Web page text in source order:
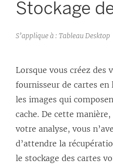
Stockage
S’applique à : Tableau Desktop
Lorsque vous créez des
fournisseur de cartes en
les images qui
cache. De cette
votre analyse, vous
d’attendre la
le stockage des cartes